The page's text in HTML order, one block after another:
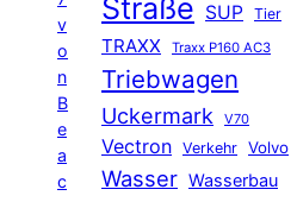
v
o
n
B
e
a
c
Straße SUP Tier
TRAXX Traxx P160 AC3
Triebwagen
Uckermark V70
Vectron Verkehr Volvo
Wasser Wasserbau